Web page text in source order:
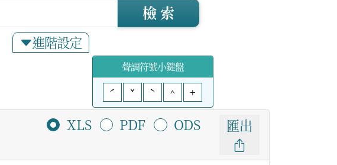
進階設定
檢 索
聲調符號小鍵盤
ˊ
ˇ ˋ ^ +
XLS PDF ODS 匯出